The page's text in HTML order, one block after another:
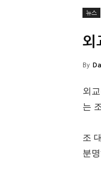
뉴스
외
By
외
는
조
분